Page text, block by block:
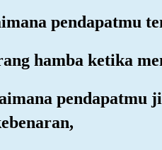
pendapatmu
hamba ketika
pendapatmu